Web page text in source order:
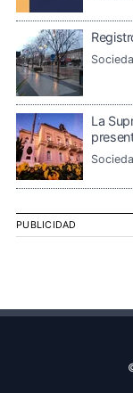
La
PUBLICIDAD